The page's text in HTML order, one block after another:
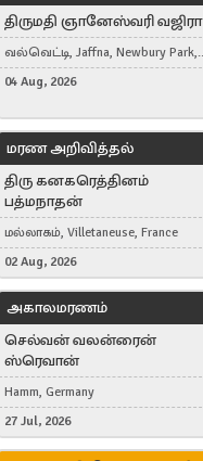
திருமதி ஞானேஸ்வரி வஜிரா
வல்வெட்டி, Jaffna, Newbury Park,
United Kingdom
04 Aug, 2026
மரண அறிவித்தல்
திரு கனகரெத்தினம்
பத்மநாதன்
மல்லாகம், Villetaneuse, France
02 Aug, 2026
அகாலமரணம்
செல்வன் வலன்ரைன்
ஸ்ரெவான்
Hamm, Germany
27 Jul, 2026